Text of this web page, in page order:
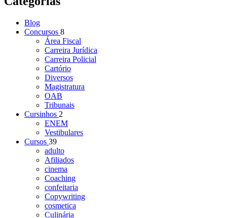
Blog
Concursos 8
Área Fiscal
Carreira Jurídica
Carreira Policial
Cartório
Diversos
Magistratura
OAB
Tribunais
Cursinhos 2
ENEM
Vestibulares
Cursos 39
adulto
Afiliados
cinema
Coaching
confeitaria
Copywriting
cosmetica
Culinária